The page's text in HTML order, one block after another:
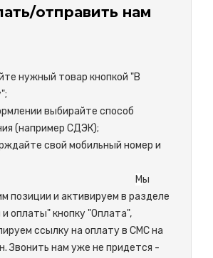
отправить нам
нужный товар кнопкой "В
выбирайте способ
(например СДЭК);
свой мобильный номер и
mail.
Мы
позиции и активируем в разделе
оплаты" кнопку "Оплата",
ссылку на оплату в СМС на
Звонить нам уже не придется -